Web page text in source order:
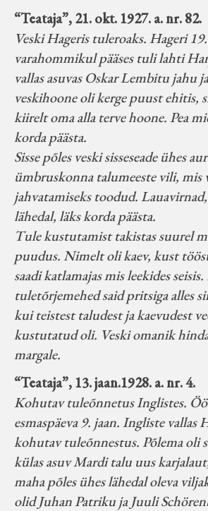
“Teataja”, 21. okt. 1927. a. nr. 82.
Veski Hageris tuleroaks. Hageri
varahommikul pääses tuli lahti
vallas asuvas Oskar Lembitu jahu
veskihoone oli kerge puust ehitis,
kiirelt oma alla terve hoone. Pea
korda päästa.
Sisse põles veski sisseseade ühes
ümbruskonna talumeeste vili, mis
jahvatamiseks toodud.
lähedal, läks korda päästa.
Tule kustutamist takistas suurel
puudus. Nimelt oli kaev, kust
saadi katlamajas mis leekides
tuletõrjemehed said pritsiga alles
kui teistest taludest ja kaevudest
kustutatud oli. Veski omanik
margale.
“Teataja”, 13. jaan.1928. a. nr. 4.
Kohutav tuleõnnetus Inglistes.
esmaspäeva 9. jaan. Ingliste vallas
kohutav tuleõnnestus. Põlema oli
külas asuv Mardi talu uus
maha põles ühes lähedal oleva
olid Juhan Patriku ja Juuli